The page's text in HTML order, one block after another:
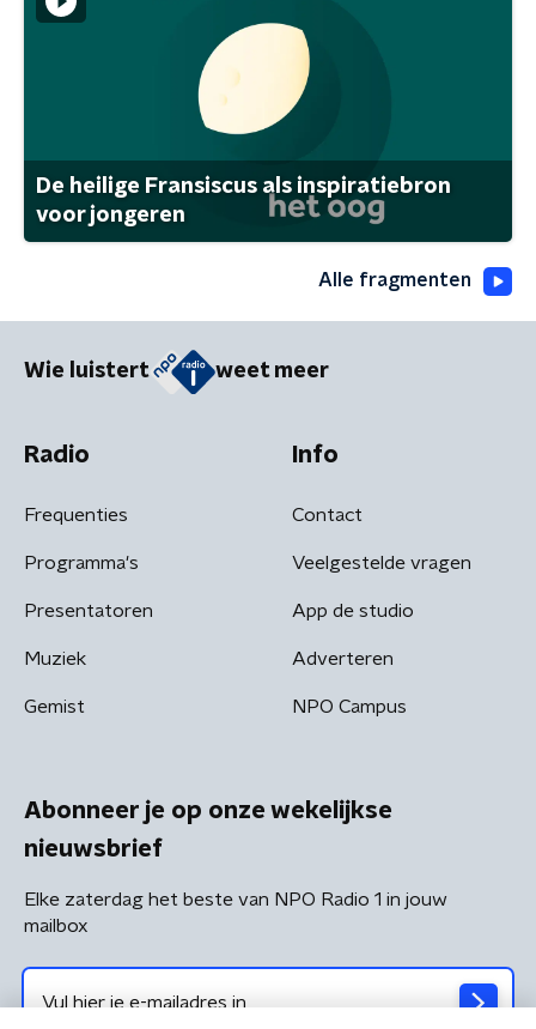
De heilige Fransiscus als inspiratiebron
voor jongeren
Alle fragmenten
Wie luistert weet meer
Radio
Frequenties
Programma's
Presentatoren
Muziek
Gemist
Info
Contact
Veelgestelde vragen
App de studio
Adverteren
NPO Campus
Abonneer je op onze wekelijkse
nieuwsbrief
Elke zaterdag het beste van NPO Radio 1 in jouw
mailbox